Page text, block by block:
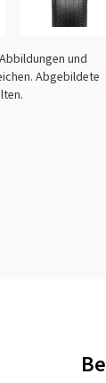
und
Abgebildete